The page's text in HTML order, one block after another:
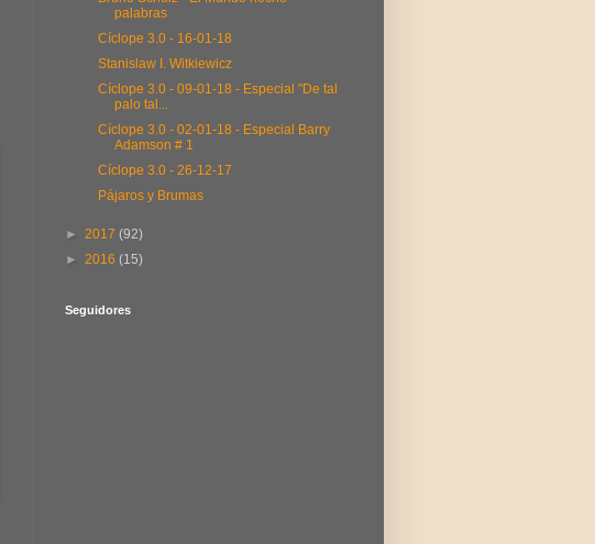
palabras
Cíclope 3.0 - 16-01-18
Stanislaw I. Witkiewicz
Cíclope 3.0 - 09-01-18 - Especial "De tal
palo tal...
Cíclope 3.0 - 02-01-18 - Especial Barry
Adamson # 1
Cíclope 3.0 - 26-12-17
Pájaros y Brumas
► 2017 (92)
► 2016 (15)
Seguidores